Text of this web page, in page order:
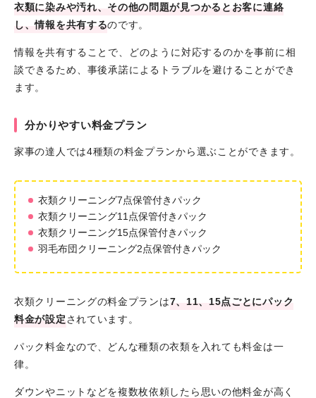
衣類に染みや汚れ、その他の問題が見つかるとお客に連絡
し、情報を共有するのです。
情報を共有することで、どのように対応するのかを事前に相
談できるため、事後承諾によるトラブルを避ける ことができ
ます。
分かりやすい料金プラン
家事の達人では4種類の料金プランから選ぶことができます。
衣類クリーニング7点保管付きパック
衣類クリーニング11点保管付きパック
衣類クリーニング15点保管付きパック
羽毛布団クリーニング2点保管付きパック
衣類クリーニングの料金プランは7、11、15点ごとにパック
料金が設定されています。
パック料金なので、どんな種類の衣類を入れても料金は一
律。
ダウンやニットなどを複数枚依頼したら思いの他料金が高く